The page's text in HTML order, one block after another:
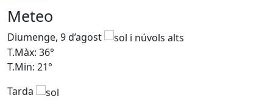
Meteo
Diumenge, 9 d’agost
T.Màx: 36°
T.Min: 21°
Tarda